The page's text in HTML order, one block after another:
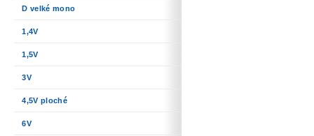
D velké mono
1,4V
1,5V
3V
4,5V ploché
6V